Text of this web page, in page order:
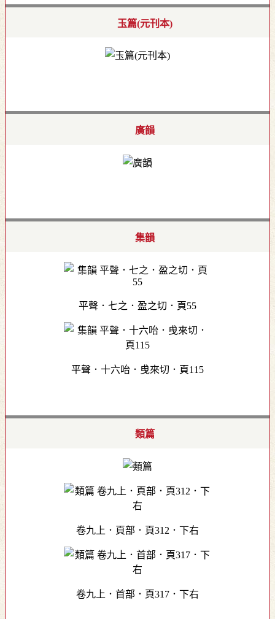
玉篇(元刊本)
廣韻
集韻
平聲．七之．盈之切．頁55
平聲．十六咍．曵來切．頁115
類篇
卷九上．頁部．頁312．下右
卷九上．首部．頁317．下右